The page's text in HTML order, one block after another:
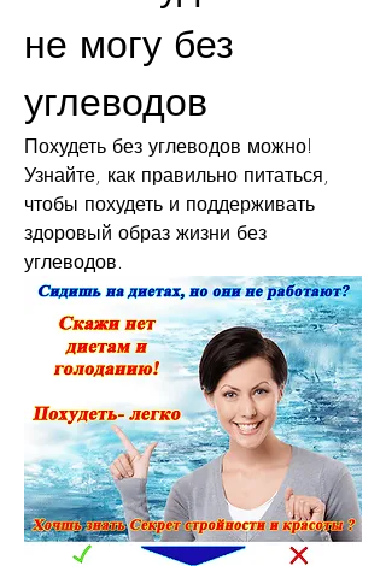
не могу без
углеводов
Похудеть без углеводов можно!
Узнайте, как правильно питаться,
чтобы похудеть и поддерживать
здоровый образ жизни без
углеводов.